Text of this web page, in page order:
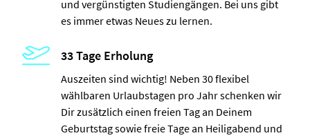
und vergünstigten Studiengängen. Bei uns gibt
es immer etwas Neues zu lernen.
33 Tage Erholung
Auszeiten sind wichtig! Neben 30 flexibel
wählbaren Urlaubstagen pro Jahr schenken wir
Dir zusätzlich einen freien Tag an Deinem
Geburtstag sowie freie Tage an Heiligabend und